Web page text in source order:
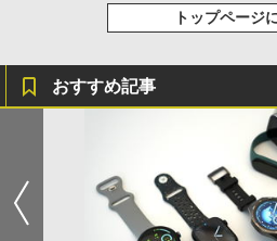
トップページ
おすすめ記事